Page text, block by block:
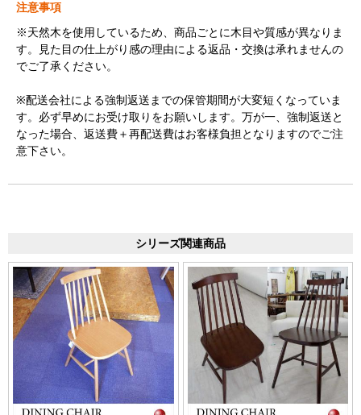
注意事項
※天然木を使用しているため、商品ごとに木目や質感が異なりま
す。見た目の仕上がり感の理由による返品・交換は承れませんの
でご了承ください。
※配送会社による強制返送までの保管期間が大変短くなっていま
す。必ず早めにお受け取りをお願いします。万が一、強制返送と
なった場合、返送費＋再配送費はお客様負担となりますのでご注
意下さい。
シリーズ関連商品